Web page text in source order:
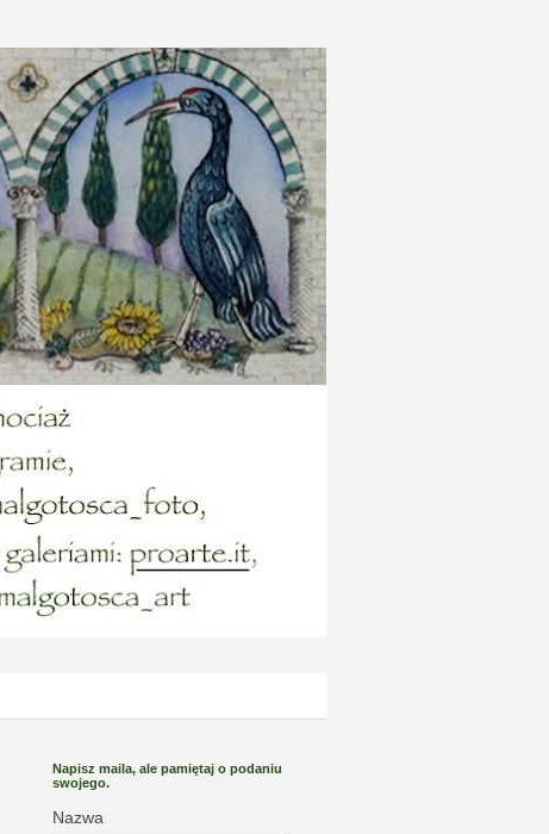
Napisz maila, ale pamiętaj o podaniu
swojego.
Nazwa